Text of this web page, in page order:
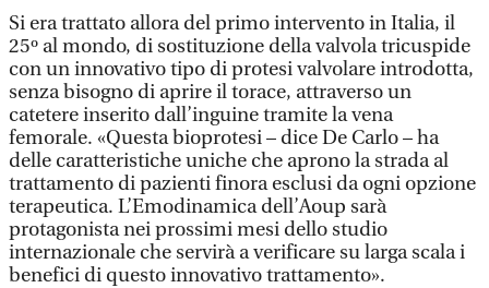
Si era trattato allora del primo intervento in Italia, il
25º al mondo, di sostituzione della valvola tricuspide
con un innovativo tipo di protesi valvolare introdotta,
senza bisogno di aprire il torace, attraverso un
catetere inserito dall’inguine tramite la vena
femorale. «Questa bioprotesi – dice De Carlo – ha
delle caratteristiche uniche che aprono la strada al
trattamento di pazienti finora esclusi da ogni opzione
terapeutica. L’Emodinamica dell’Aoup sarà
protagonista nei prossimi mesi dello studio
internazionale che servirà a verificare su larga scala i
benefici di questo innovativo trattamento».